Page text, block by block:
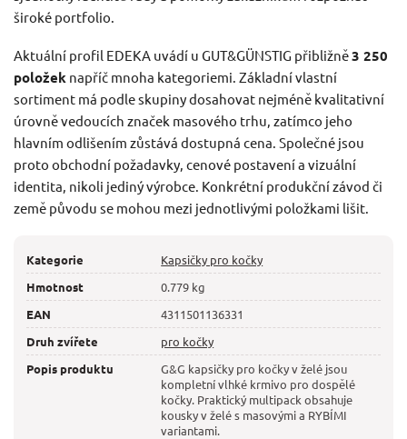
široké portfolio.
Aktuální profil EDEKA uvádí u GUT&GÜNSTIG přibližně3 250
položek napříč mnoha kategoriemi. Základní vlastní
sortiment má podle skupiny dosahovat nejméně kvalitativní
úrovně vedoucích značek masového trhu, zatímco jeho
hlavním odlišením zůstává dostupná cena. Společné jsou
proto obchodní požadavky, cenové postavení a vizuální
identita, nikoli jediný výrobce. Konkrétní produkční závod či
země původu se mohou mezi jednotlivými položkami lišit.
Kategorie
Kapsičky pro kočky
Hmotnost
0.779 kg
EAN
4311501136331
Druh zvířete
pro kočky
Popis produktu
G&G kapsičky pro kočky v želé jsou
kompletní vlhké krmivo pro dospělé
kočky. Praktický multipack obsahuje
kousky v želé s masovými a RYBÍMI
variantami.